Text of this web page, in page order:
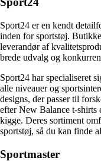
Sport24 er en kendt
inden for sportstøj.
leverandør af
brede udvalg og
Sport24 har specialiseret
alle niveauer og
designs, der passer til
efter New Balance t-shirts
kigge. Deres sortiment
sportstøj, så du kan finde
Sportmaster